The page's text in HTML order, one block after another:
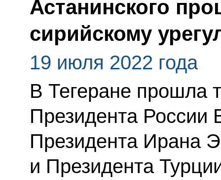
Астанинского
сирийскому
19 июля 2022 года
В Тегеране прошла
Президента России
Президента Ирана
и Президента